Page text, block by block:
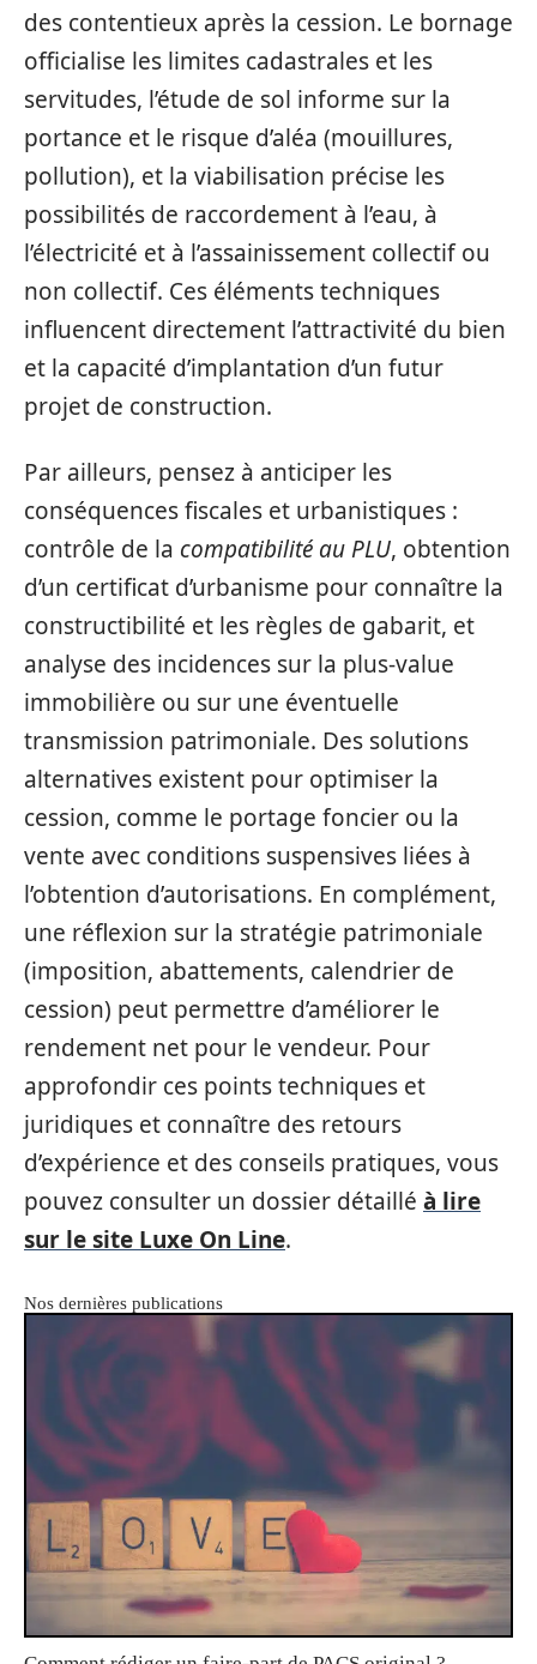
des contentieux après la cession. Le bornage
officialise les limites cadastrales et les
servitudes, l’étude de sol informe sur la
portance et le risque d’aléa (mouillures,
pollution), et la viabilisation précise les
possibilités de raccordement à l’eau, à
l’électricité et à l’assainissement collectif ou
non collectif. Ces éléments techniques
influencent directement l’attractivité du bien
et la capacité d’implantation d’un futur
projet de construction.
Par ailleurs, pensez à anticiper les
conséquences fiscales et urbanistiques :
contrôle de la compatibilité au PLU, obtention
d’un certificat d’urbanisme pour connaître la
constructibilité et les règles de gabarit, et
analyse des incidences sur la plus-value
immobilière ou sur une éventuelle
transmission patrimoniale. Des solutions
alternatives existent pour optimiser la
cession, comme le portage foncier ou la
vente avec conditions suspensives liées à
l’obtention d’autorisations. En complément,
une réflexion sur la stratégie patrimoniale
(imposition, abattements, calendrier de
cession) peut permettre d’améliorer le
rendement net pour le vendeur. Pour
approfondir ces points techniques et
juridiques et connaître des retours
d’expérience et des conseils pratiques, vous
pouvez consulter un dossier détaillé à lire
sur le site Luxe On Line.
Nos dernières publications